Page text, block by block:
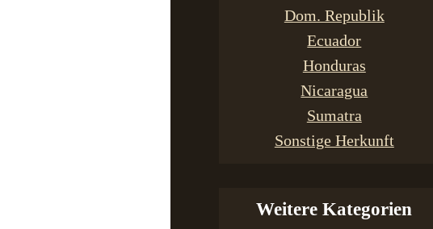
Dom. Republik
Ecuador
Honduras
Nicaragua
Sumatra
Sonstige Herkunft
Weitere Kategorien